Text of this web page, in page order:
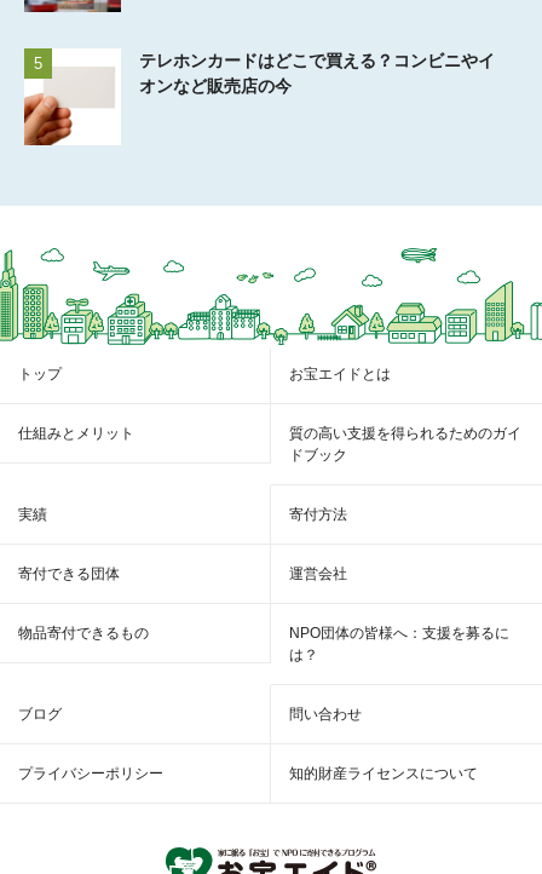
5
テレホンカードはどこで買える？コンビニやイ
オンなど販売店の今
トップ お宝エイドとは
仕組みとメリット
質の高い支援を得られるためのガイ
ドブック
実績 寄付方法
寄付できる団体 運営会社
物品寄付できるもの
NPO団体の皆様へ：支援を募るに
は？
ブログ 問い合わせ
プライバシーポリシー 知的財産ライセンスについて